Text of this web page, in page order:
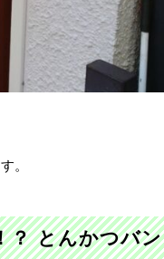
。
？ とんかつバン